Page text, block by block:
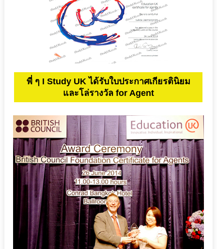
พี่ ๆ I Study UK ได้รับใบประกาศเกียรตินิยม
และโล่รางวัล for Agent